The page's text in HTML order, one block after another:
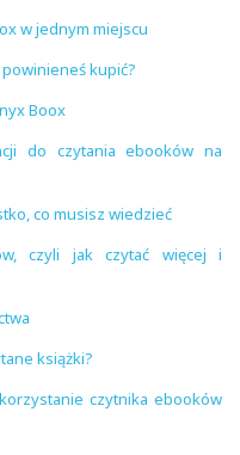
w jednym miejscu
kupić?
Boox
do czytania ebooków na
co musisz wiedzieć
czyli jak czytać więcej i
książki?
czytnika ebooków